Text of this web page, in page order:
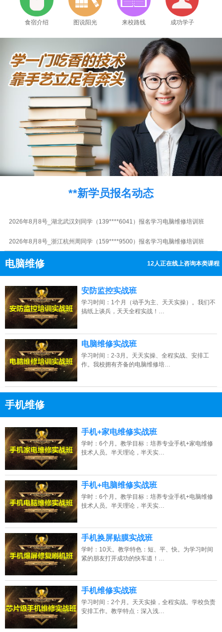
食宿介绍 图说阳光 来校路线 成功学子
**新学员报名动态
2026年8月8号_河南郑州谭同学（188****8490）报名学习电脑维修培训班
2026年8月8号_福建福州杨同学（181****4741）报名学习电脑维修培训班
2026年8月8号_上海张同学（130****8182）报名学习电脑维修培训班
2026年8月8号_四川成都陈同学（180****0035）报名学习电脑维修培训班
2026年8月8号_浙江杭州江同学（139****7809）报名学习电脑维修培训班
2026年8月8号_江苏南京吴同学（135****1292）报名学习电脑维修培训班
2026年8月8号_湖北武汉刘同学（138****7016）报名学习电脑维修培训班
2026年8月8号_湖北武汉张同学（159****9480）报名学习电脑维修培训班
2026年8月8号_江苏南京田同学（136****2637）报名学习电脑维修培训班
电脑维修 10人正在线上咨询本类课程
点击免费咨询电话：13807313137
安防监控实战班
学习时间：1个月（动手为主、天天实操）。我们不
搞纸上谈兵，天天全程实战！…
电脑维修实战班
学习时间：2-3月。天天实操、全程实战、安排工
作。我校拥有齐备的电脑维修培…
手机维修
点击免费咨询电话：13807313137
手机+家电维修实战班
学时：6个月。教学目标：培养专业手机+家电维修
技术人员。半天理论，半天实…
手机+电脑维修实战班
学时：6个月。教学目标：培养专业手机+电脑维修
技术人员。半天理论，半天实…
手机换屏贴膜实战班
学时：10天。教学特色：短、平、快。为学习时间
紧的朋友打开成功的快车道！…
手机维修实战班
学习时间：2个月。天天实操，全程实战。学校负责
安排工作。教学特点：深入浅…